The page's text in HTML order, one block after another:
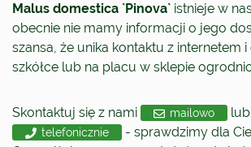
Malus domestica `Pinova` istnieje w
obecnie nie mamy informacji o jego
szansa, że unika kontaktu z internetem
szkółce lub na placu w sklepie
Skontaktuj się z nami mailowo lub
telefonicznie
- sprawdzimy dla